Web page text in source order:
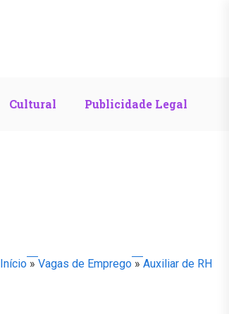
Cultural Publicidade Legal
Início » Vagas de Emprego » Auxiliar de RH